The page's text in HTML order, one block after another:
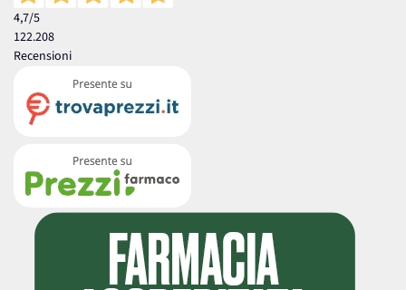
4,7/5
122.208
Recensioni